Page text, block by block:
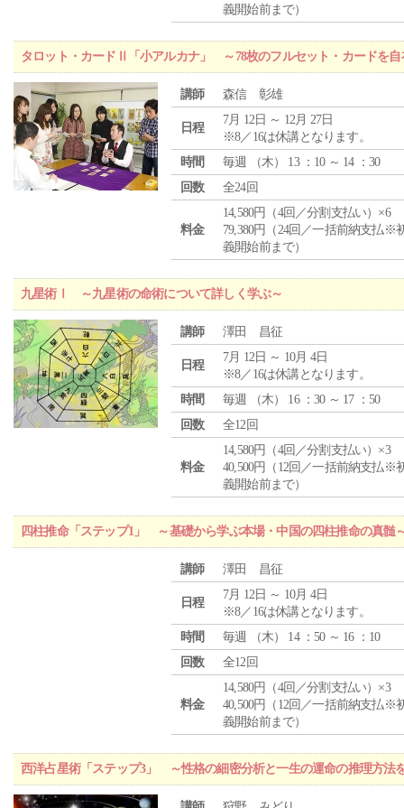
義開始前まで）
タロット・カードⅡ「小アルカナ」 ～78枚のフルセット・カードを自
講師 森信 彰雄
日程
7月 12日 ～ 12月 27日
※8／16は休講となります。
時間
毎週 （木） 13 ：10 ～ 14 ：30
回数
全24回
料金
14,580円（4回／分割支払い）×6
79,380円（24回／一括前納支払※
義開始前まで）
九星術Ⅰ ～九星術の命術について詳しく学ぶ～
講師 澤田 昌征
日程
7月 12日 ～ 10月 4日
※8／16は休講となります。
時間
毎週 （木） 16 ：30 ～ 17 ：50
回数
全12回
料金
14,580円（4回／分割支払い）×3
40,500円（12回／一括前納支払※
義開始前まで）
四柱推命「ステップ1」 ～基礎から学ぶ本場・中国の四柱推命の真髄
講師 澤田 昌征
日程
7月 12日 ～ 10月 4日
※8／16は休講となります。
時間
毎週 （木） 14 ：50 ～ 16 ：10
回数
全12回
料金
14,580円（4回／分割支払い）×3
40,500円（12回／一括前納支払※
義開始前まで）
西洋占星術「ステップ3」 ～性格の細密分析と一生の運命の推理方法